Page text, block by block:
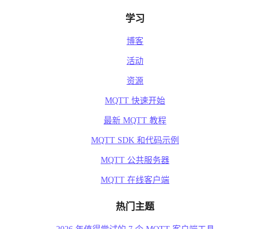
学习
博客
活动
资源
MQTT 快速开始
最新 MQTT 教程
MQTT SDK 和代码示例
MQTT 公共服务器
MQTT 在线客户端
热门主题